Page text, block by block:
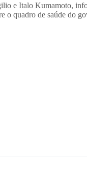
e Italo Kumamoto,
o quadro de saúde do